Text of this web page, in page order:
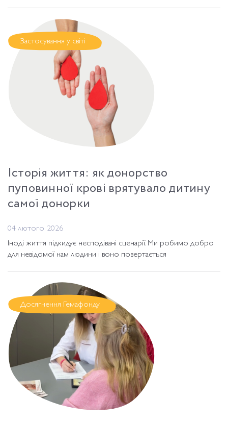
Застосування у світі
Історія життя: як донорство
пуповинної крові врятувало дитину
самої донорки
04 лютого 2026
Іноді життя підкидує несподівані сценарії. Ми робимо добро
для невідомої нам людини і воно повертається
Досягнення Гемафонду